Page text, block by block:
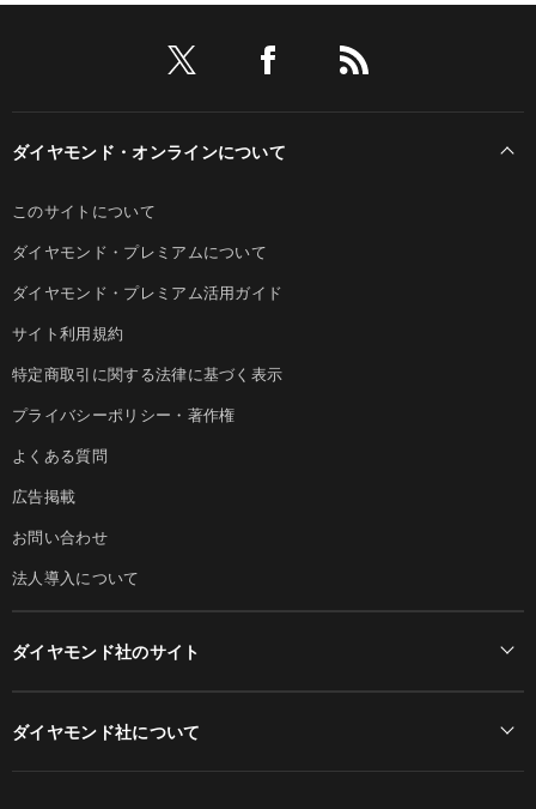
ダイヤモンド・オンラインについて
このサイトについて
ダイヤモンド・プレミアムについて
ダイヤモンド・プレミアム活用ガイド
サイト利用規約
特定商取引に関する法律に基づく表示
プライバシーポリシー・著作権
よくある質問
広告掲載
お問い合わせ
法人導入について
ダイヤモンド社のサイト
ダイヤモンド社について